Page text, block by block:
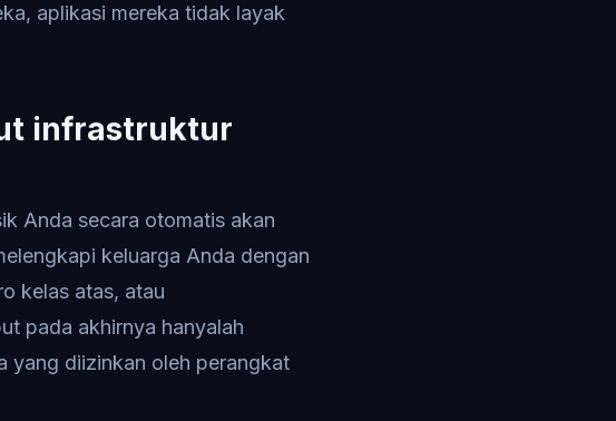
aplikasi mereka tidak layak
infrastruktur
Anda secara otomatis akan
keluarga Anda dengan
kelas atas, atau
pada akhirnya hanyalah
yang diizinkan oleh perangkat